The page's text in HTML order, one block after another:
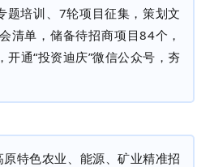
题培训、 7轮项目征集，策划文
清单，储备待招商项目84个，
通“投资迪庆”微信公众号，夯
特色农业、能源、矿业精准招